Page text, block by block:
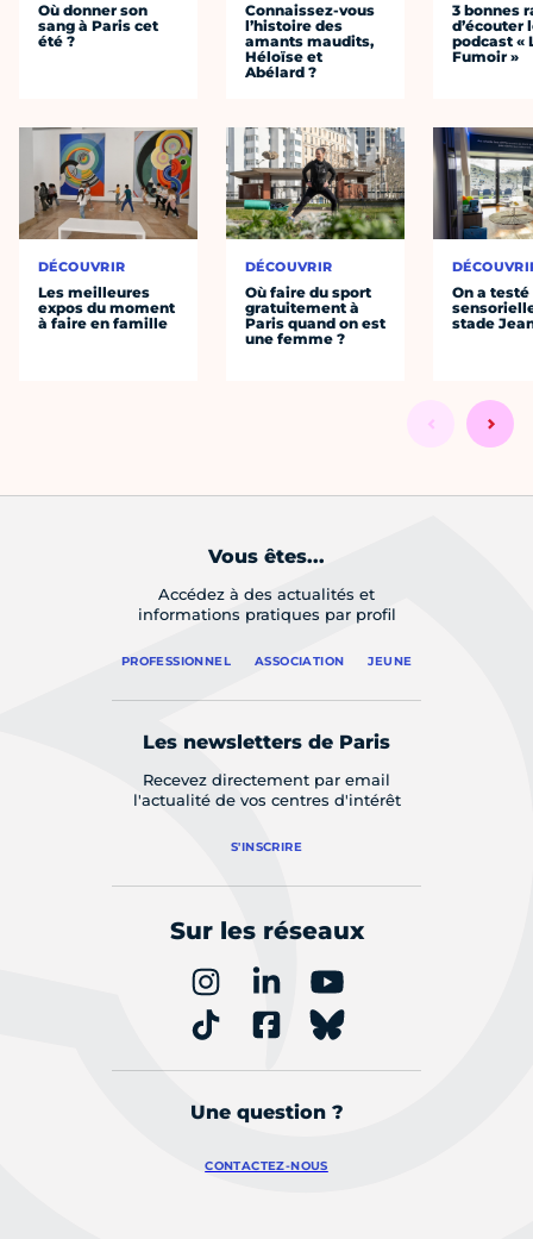
Où donner son
sang à Paris cet
été ?
DÉCOUVRIR
Les meilleures
expos du moment
à faire en famille
Connaissez-vous
l’histoire des
amants maudits,
Héloïse et
Abélard ?
DÉCOUVRIR
Où faire du sport
gratuitement à
Paris quand on est
une femme ?
3 bonnes
d’écouter
podcast «
Fumoir »
On a
stade
Vous êtes...
Accédez à des actualités et
informations pratiques par profil
PROFESSIONNEL ASSOCIATION JEUNE
Les newsletters de Paris
Recevez directement par email
l'actualité de vos centres d'intérêt
S'INSCRIRE
Sur les réseaux
Une question ?
CONTACTEZ-NOUS